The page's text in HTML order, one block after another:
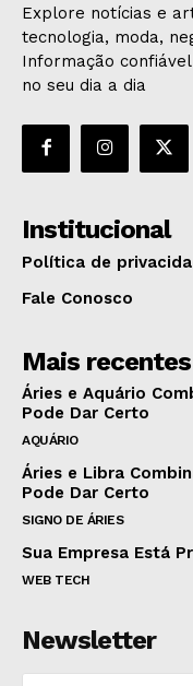
Explore notícias e
tecnologia, moda,
Informação
no seu dia a dia
Institucional
Política de
Fale Conosco
Mais recentes
Áries e Aquário
Pode Dar Certo
AQUÁRIO
Áries e Libra
Pode Dar Certo
SIGNO DE ÁRIES
Sua Empresa Está
WEB TECH
Newsletter